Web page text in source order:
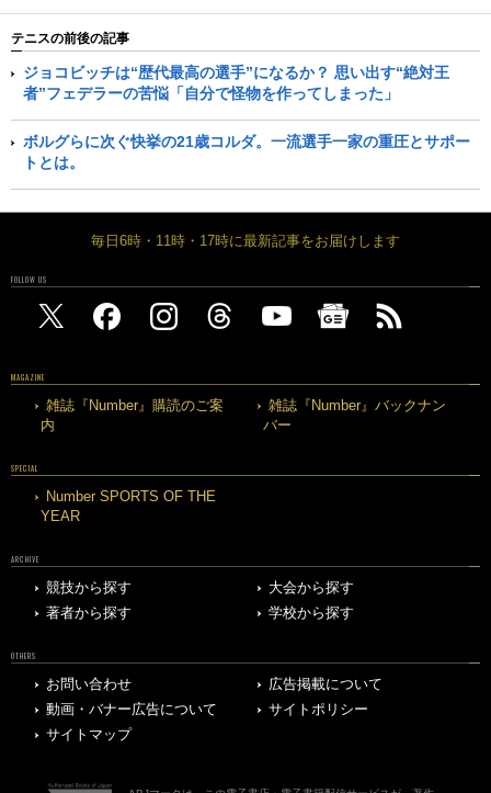
テニスの前後の記事
ジョコビッチは“歴代最高の選手”になるか？ 思い出す“絶対王
者”フェデラーの苦悩「自分で怪物を作ってしまった」
ボルグらに次ぐ快挙の21歳コルダ。一流選手一家の重圧とサポー
トとは。
毎日6時・11時・17時に最新記事をお届けします
FOLLOW US
MAGAZINE
雑誌『Number』購読のご案
内
雑誌『Number』バックナン
バー
SPECIAL
Number SPORTS OF THE
YEAR
ARCHIVE
競技から探す
大会から探す
著者から探す
学校から探す
OTHERS
お問い合わせ
広告掲載について
動画・バナー広告について
サイトポリシー
サイトマップ